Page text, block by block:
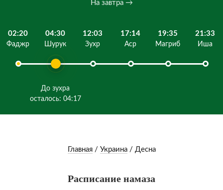
На завтра →
02:20
Фаджр
04:30
Шурук
До зухра
осталось: 04:17
12:03
Зухр
17:14
Аср
19:35
Магриб
21:33
Иша
Главная/ Украина/ Десна
Расписание намаза